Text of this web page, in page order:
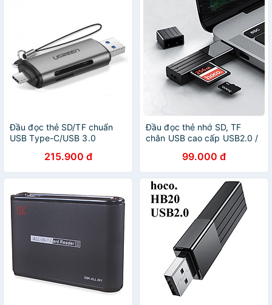
Đầu đọc thẻ SD/TF chuẩn
USB Type-C/USB 3.0
215.900 đ
Đầu đọc thẻ nhớ SD, TF
chân USB cao cấp USB2.0 /
99.000 đ